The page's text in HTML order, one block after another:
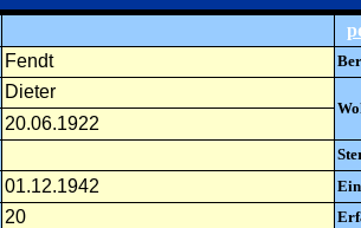
Fendt
Dieter
20.06.1922
01.12.1942
20